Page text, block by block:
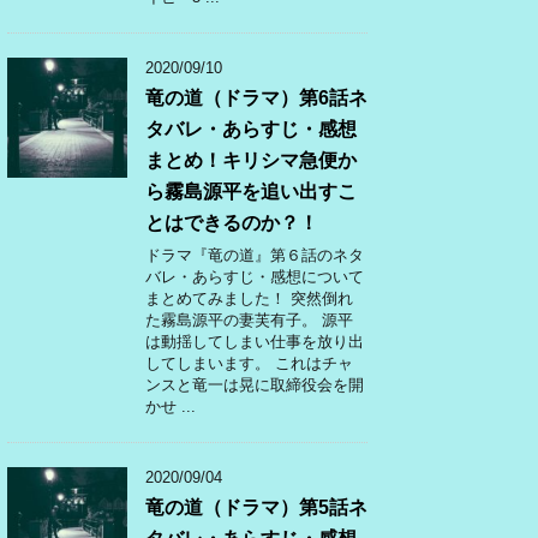
2020/09/10
竜の道（ドラマ）第6話ネ
タバレ・あらすじ・感想
まとめ！キリシマ急便か
ら霧島源平を追い出すこ
とはできるのか？！
ドラマ『竜の道』第６話のネタ
バレ・あらすじ・感想について
まとめてみました！ 突然倒れ
た霧島源平の妻芙有子。 源平
は動揺してしまい仕事を放り出
してしまいます。 これはチャ
ンスと竜一は晃に取締役会を開
かせ ...
2020/09/04
竜の道（ドラマ）第5話ネ